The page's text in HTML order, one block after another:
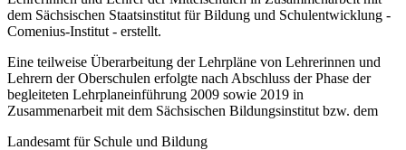
dem Sächsischen Staatsinstitut für Bildung und Schulentwicklung -
Comenius-Institut - erstellt.
Eine teilweise Überarbeitung der Lehrpläne von Lehrerinnen und
Lehrern der Oberschulen erfolgte nach Abschluss der Phase der
begleiteten Lehrplaneinführung 2009 sowie 2019 in
Zusammenarbeit mit dem Sächsischen Bildungsinstitut bzw. dem
Landesamt für Schule und Bildung